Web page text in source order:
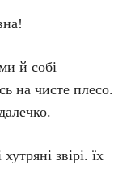
й собі
на чисте плесо.
звірі. їх